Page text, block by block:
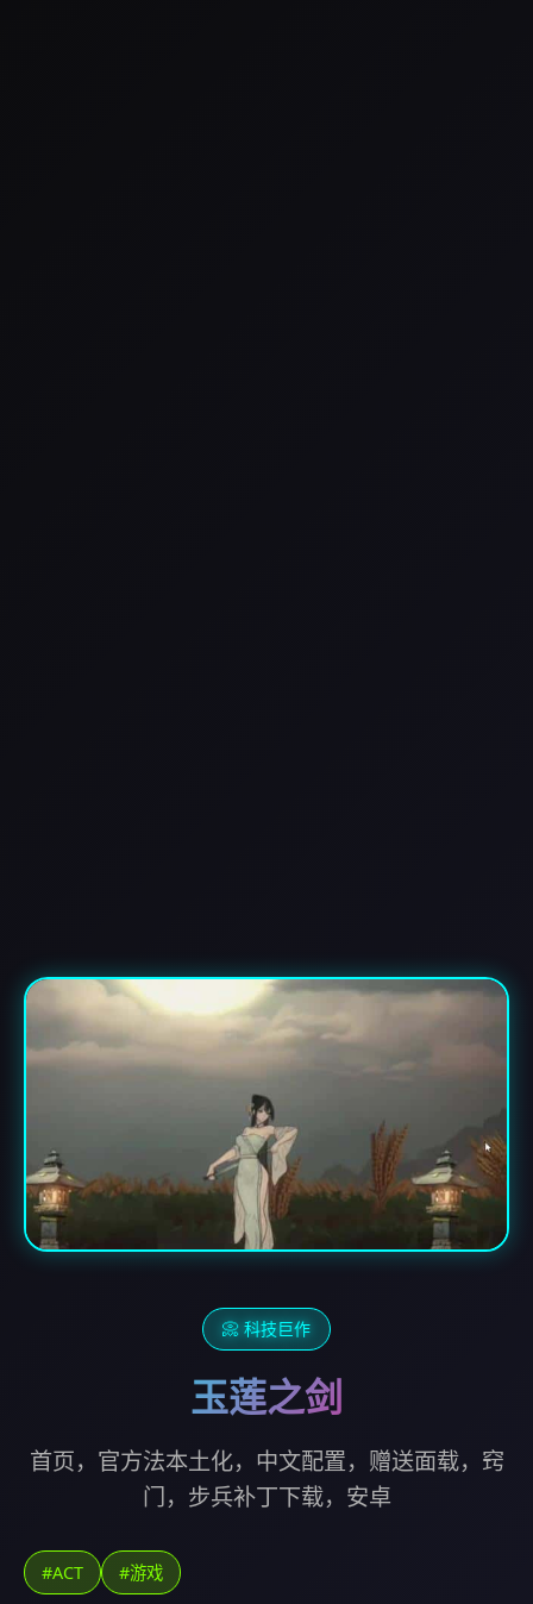
📀 科技巨作
玉莲之剑
首页，官方法本土化，中文配置，赠送面载，窍
门，步兵补丁下载，安卓
#ACT #游戏